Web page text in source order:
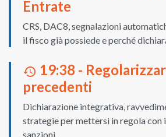
Entrate
CRS, DAC8, segnalazioni
il fisco già possiede e perché
history 19:38 -
precedenti
Dichiarazione integrativa,
strategie per mettersi in regola con
sanzioni.